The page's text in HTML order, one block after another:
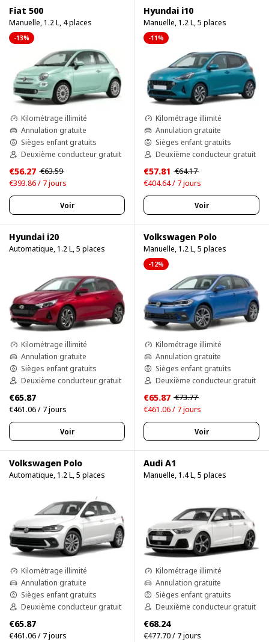
Fiat 500
Manuelle, 1.2 L, 4 places
-13%
Kilométrage illimité
Annulation gratuite
Sièges enfant gratuits
Deuxième conducteur gratuit
€56.27 €63.59
€393.86 / 7 jours
Voir
Hyundai i10
Manuelle, 1.2 L, 5 places
-11%
Kilométrage illimité
Annulation gratuite
Sièges enfant gratuits
Deuxième conducteur gratuit
€57.81 €64.17
€404.64 / 7 jours
Voir
Hyundai i20
Automatique, 1.2 L, 5 places
Kilométrage illimité
Annulation gratuite
Sièges enfant gratuits
Deuxième conducteur gratuit
€65.87
€461.06 / 7 jours
Voir
Volkswagen Polo
Manuelle, 1.2 L, 5 places
-12%
Kilométrage illimité
Annulation gratuite
Sièges enfant gratuits
Deuxième conducteur gratuit
€65.87 €73.77
€461.06 / 7 jours
Voir
Volkswagen Polo
Automatique, 1.2 L, 5 places
Kilométrage illimité
Annulation gratuite
Sièges enfant gratuits
Deuxième conducteur gratuit
€65.87
€461.06 / 7 jours
Audi A1
Manuelle, 1.4 L, 5 places
Kilométrage illimité
Annulation gratuite
Sièges enfant gratuits
Deuxième conducteur gratuit
€68.24
€477.70 / 7 jours